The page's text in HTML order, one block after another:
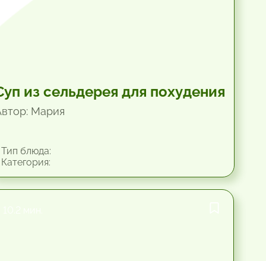
из сельдерея для похудения
Мария
блюда: